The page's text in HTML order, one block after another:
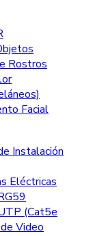
Rostros
Facial
Instalación
Eléctricas
(Cat5e
Video